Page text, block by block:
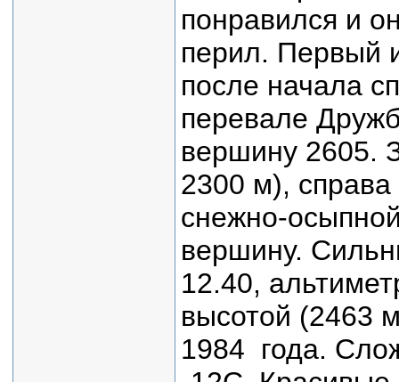
понравился и
перил. Первый
после начала
перевале
вершину 2605.
2300 м), справа
снежно-
вершину.
12.40,
высотой (2463
1984 года.